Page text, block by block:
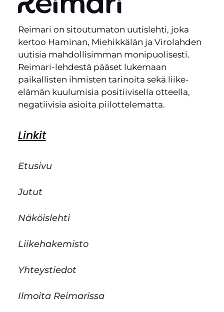
Reimari on sitoutumaton uutislehti, joka
kertoo Haminan, Miehikkälän ja Virolahden
uutisia mahdollisimman monipuolisesti.
Reimari-lehdestä pääset lukemaan
paikallisten ihmisten tarinoita sekä liike-
elämän kuulumisia positiivisella otteella,
negatiivisia asioita piilottelematta.
Linkit
Etusivu
Jutut
Näköislehti
Liikehakemisto
Yhteystiedot
Ilmoita Reimarissa